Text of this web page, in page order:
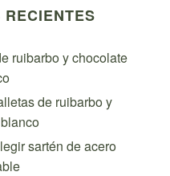
ruibarbo y chocolate
de ruibarbo y
sartén de acero